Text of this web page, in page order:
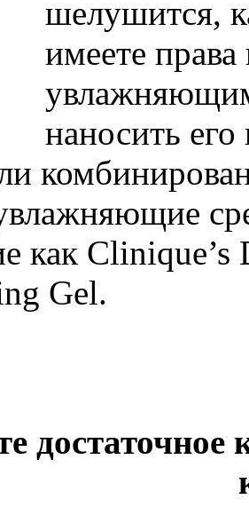
шелушится,
имеете права
наносить
как
Gel.
достаточное